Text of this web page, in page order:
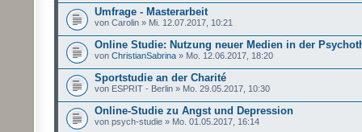
Umfrage - Masterarbeit
von Carolin » Mi. 12.07.2017, 10:21
Online Studie: Nutzung neuer Medien in der
von ChristianSabrina » Mo. 12.06.2017, 18:20
Sportstudie an der Charité
von ESPRIT - Berlin » Mo. 29.05.2017, 10:30
Online-Studie zu Angst und Depression
von psych-studie » Mo. 01.05.2017, 16:14